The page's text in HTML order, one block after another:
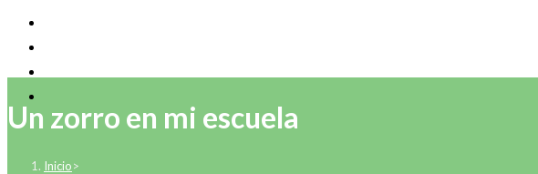
Un zorro en mi escuela
Inicio>